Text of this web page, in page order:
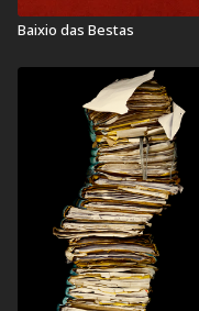
Duração:127 min
Ano de lançamento:
Brasil
Baixio das Bestas